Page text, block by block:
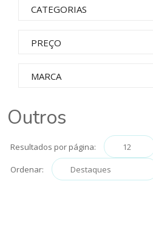
CATEGORIAS
PREÇO
MARCA
Outros
Resultados por página:
Ordenar: